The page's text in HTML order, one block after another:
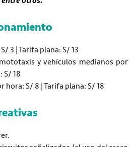
3 | Tarifa plana: S/ 13
y vehículos medianos por
S/ 18
hora: S/ 8 | Tarifa plana: S/ 18